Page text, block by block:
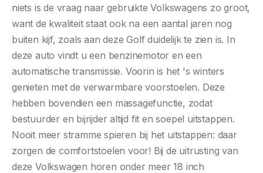
niets is de vraag naar gebruikte Volkswagens zo groot,
want de kwaliteit staat ook na een aantal jaren nog
buiten kijf, zoals aan deze Golf duidelijk te zien is. In
deze auto vindt u een benzinemotor en een
automatische transmissie. Voorin is het 's winters
genieten met de verwarmbare voorstoelen. Deze
hebben bovendien een massagefunctie, zodat
bestuurder en bijrijder altijd fit en soepel uitstappen.
Nooit meer stramme spieren bij het uitstappen: daar
zorgen de comfortstoelen voor! Bij de uitrusting van
deze Volkswagen horen onder meer 18 inch